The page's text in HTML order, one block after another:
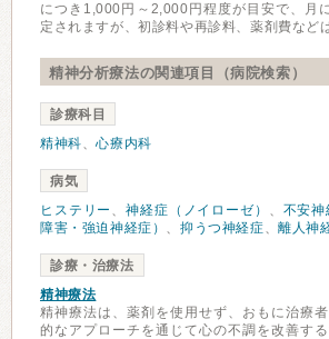
につき1,000円～2,000円程度が目安で、月
定されますが、初診料や再診料、薬剤費など
精神分析療法の関連項目（病院検索）
診療科目
精神科、心療内科
病気
ヒステリー 、神経症（ノイローゼ） 、 不安神
障害・強迫神経症） 、抑うつ神経症、離人神
診療・治療法
精神療法
精神療法は、薬剤を使用せず、おもに治療
的なアプローチを通じて心の不調を改善す